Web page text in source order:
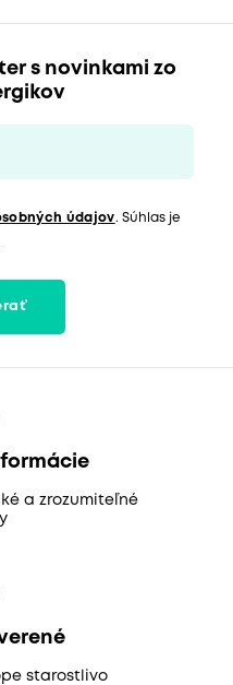
s novinkami zo
údajov. Súhlas je
a zrozumiteľné
starostlivo